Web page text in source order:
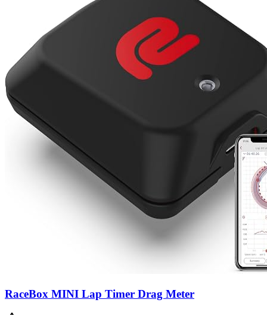
RaceBox MINI Lap Timer Drag Meter